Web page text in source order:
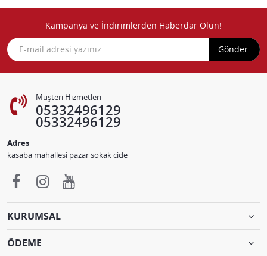
Kampanya ve İndirimlerden Haberdar Olun!
Gönder
Müşteri Hizmetleri
05332496129
05332496129
Adres
kasaba mahallesi pazar sokak cide
KURUMSAL
ÖDEME